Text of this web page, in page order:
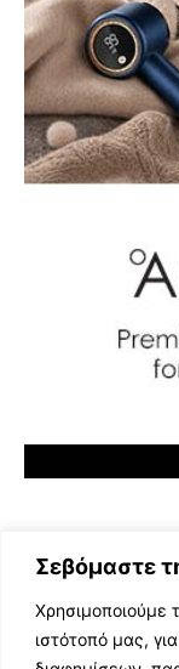
Σεβόμαστε
Χρησιμοποιούμε
ιστότοπό μας,